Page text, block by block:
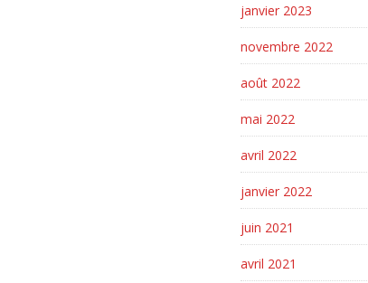
janvier 2023
novembre 2022
août 2022
mai 2022
avril 2022
janvier 2022
juin 2021
avril 2021